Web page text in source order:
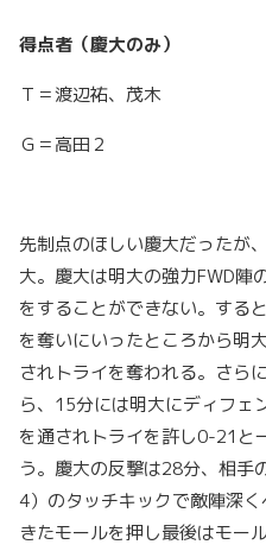
得点者（慶大のみ）
Ｔ＝渡辺祐、茂木
Ｇ＝高田２
先制点のほしい慶大だったが
大。慶大は明大の強力FWD陣
をすることができない。する
を奪いにいったところから明
されトライを奪われる。さら
ら、15分には明大にディフェ
を通されトライを許し0-21と
う。慶大の反撃は28分、相手
4）のタッチキックで敵陣深
きたモールを押し最後はモー